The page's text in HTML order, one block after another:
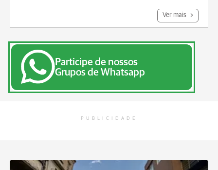
Ver mais
Participe de nossos
Grupos de Whatsapp
PUBLICIDADE